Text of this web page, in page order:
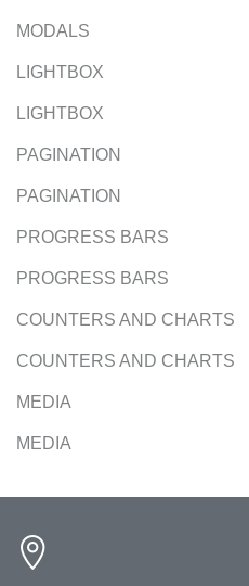
MODALS
LIGHTBOX
LIGHTBOX
PAGINATION
PAGINATION
PROGRESS BARS
PROGRESS BARS
COUNTERS AND CHARTS
COUNTERS AND CHARTS
MEDIA
MEDIA